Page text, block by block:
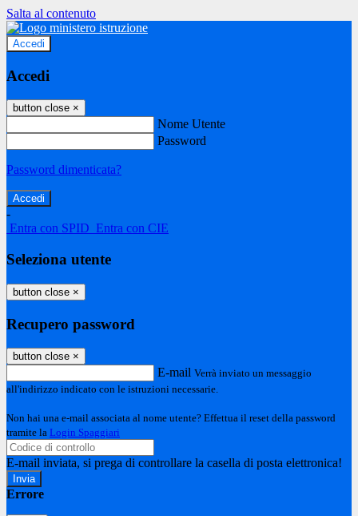
Salta al contenuto
Accedi
Accedi
button close ×
Nome Utente
Password
Password dimenticata?
-
Entra con SPID Entra con CIE
Seleziona utente
button close ×
Recupero password
button close ×
E-mail Verrà inviato un messaggio
all'indirizzo indicato con le istruzioni necessarie.
Non hai una e-mail associata al nome utente? Effettua il reset della password
tramite la Login Spaggiari
E-mail inviata, si prega di controllare la casella di posta elettronica!
Errore